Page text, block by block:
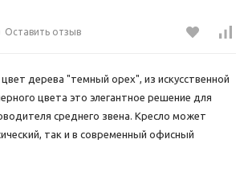
Оставить отзыв
дерева "темный орех", из искусственной
цвета это элегантное решение для
среднего звена. Кресло может
так и в современный офисный